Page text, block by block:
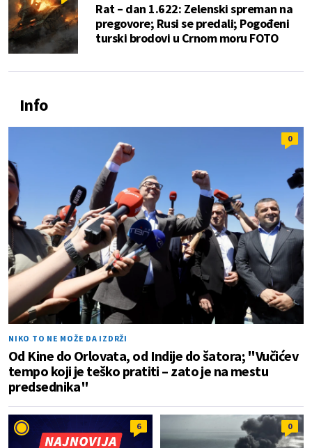
Rat – dan 1.622: Zelenski spreman na
pregovore; Rusi se predali; Pogođeni
turski brodovi u Crnom moru FOTO
Info
0
NIKO TO NE MOŽE DA IZDRŽI
Od Kine do Orlovata, od Indije do šatora; "Vučićev
tempo koji je teško pratiti – zato je na mestu
predsednika"
6 0